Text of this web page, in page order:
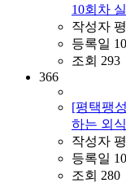
10회차
작성자
등록일
조회 293
366
[평택팽
하는 외
작성자
등록일
조회 280